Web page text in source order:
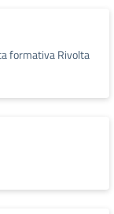
formativa Rivolta